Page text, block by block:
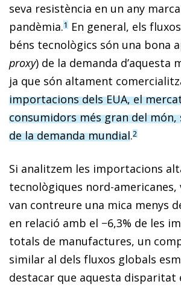
seva resistència en un any
pandèmia.1 En general, els
béns tecnològics són una bona
proxy) de la demanda d’aquesta
ja que són altament
importacions dels EUA, el
consumidors més gran del
de la demanda mundial.2
Si analitzem les importacions
tecnològiques nord-americanes,
van contreure una mica menys
en relació amb el −6,3% de les
totals de manufactures, un
similar al dels fluxos globals
destacar que aquesta disparitat